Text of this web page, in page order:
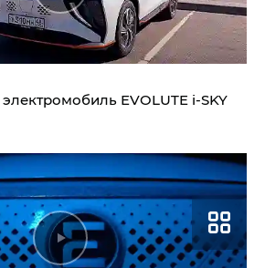
EVOLUTE i‑SKY